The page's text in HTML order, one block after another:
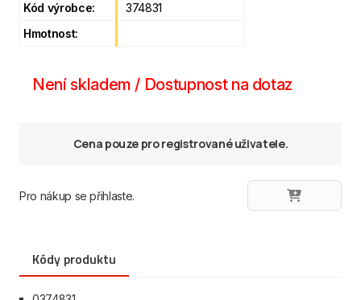
Kód výrobce:
374831
Hmotnost:
Není skladem / Dostupnost na dotaz
Cena pouze pro registrované uživatele.
Pro nákup se přihlaste.
Kódy produktu